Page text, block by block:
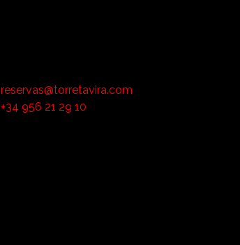
reservas@torretavira.com
+34 956 21 29 10